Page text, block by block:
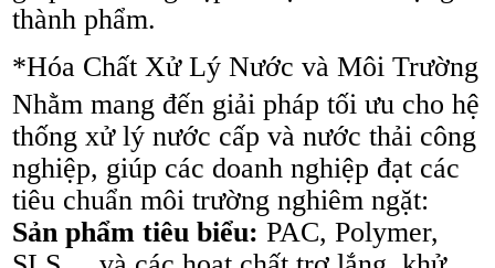
thành phẩm.
*Hóa Chất Xử Lý Nước và Môi Trường
Nhằm mang đến giải pháp tối ưu cho hệ
thống xử lý nước cấp và nước thải công
nghiệp, giúp các doanh nghiệp đạt các
tiêu chuẩn môi trường nghiêm ngặt:
Sản phẩm tiêu biểu: PAC, Polymer,